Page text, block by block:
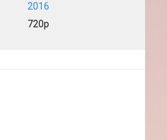
2016
720p